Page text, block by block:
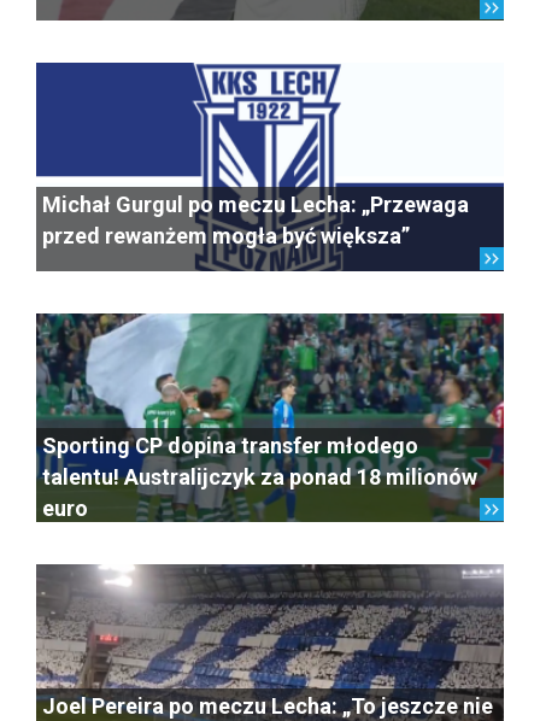
Michał Gurgul po meczu Lecha: „Przewaga
przed rewanżem mogła być większa”
Sporting CP dopina transfer młodego
talentu! Australijczyk za ponad 18 milionów
euro
Joel Pereira po meczu Lecha: „To jeszcze nie